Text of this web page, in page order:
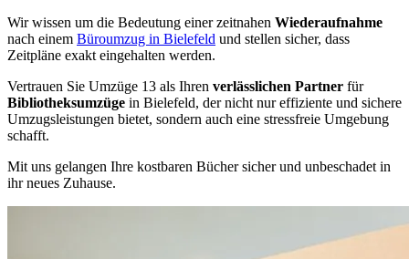
Wir wissen um die Bedeutung einer zeitnahen Wiederaufnahme
nach einem Büroumzug in Bielefeld und stellen sicher, dass
Zeitpläne exakt eingehalten werden.
Vertrauen Sie Umzüge 13 als Ihren verlässlichen Partner für
Bibliotheksumzüge in Bielefeld, der nicht nur effiziente und sichere
Umzugsleistungen bietet, sondern auch eine stressfreie Umgebung
schafft.
Mit uns gelangen Ihre kostbaren Bücher sicher und unbeschadet in
ihr neues Zuhause.